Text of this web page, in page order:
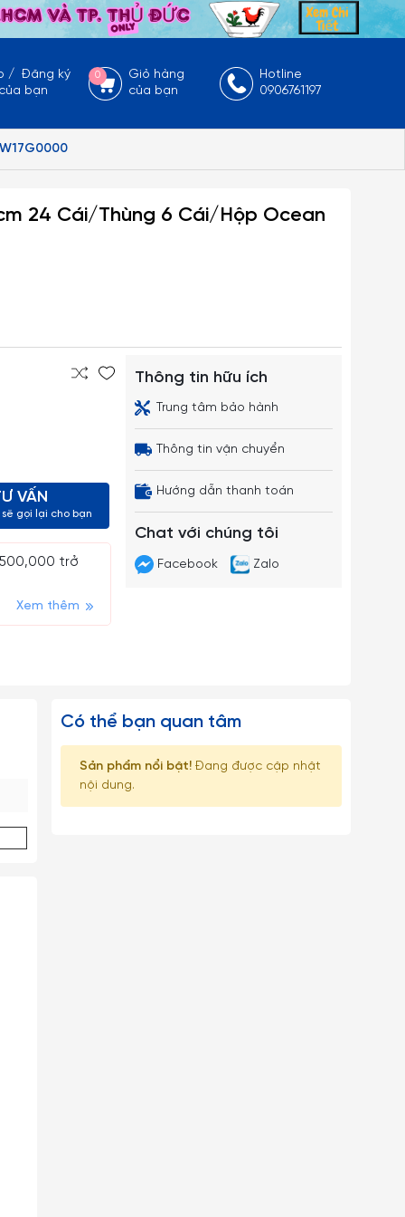
/Đăng ký
bạn
0
Giỏ hàng
của bạn
Hotline
0906761197
24 Cái/Thùng 6 Cái/Hộp Ocean
VẤN
gọi lại cho bạn
trở
Xem thêm
Thông tin hữu ích
Trung tâm bảo hành
Thông tin vận chuyển
Hướng dẫn thanh toán
Chat với chúng tôi
Facebook Zalo
Có thể bạn quan tâm
Sản phẩm nổi bật!Đang được cập nhật
nội dung.